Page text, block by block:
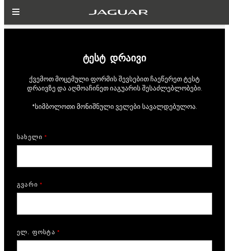
ტესტ დრაივი
ქვემოთ მოცემული ფორმის შევსებით ჩაეწერეთ ტესტ
დრაივზე და აღმოაჩინეთ იაგუარის შესაძლებლობები.
*სიმბოლოთი მონიშნული ველები სავალდებულოა.
სახელი *
გვარი *
ელ. ფოსტა *